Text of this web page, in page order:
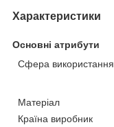
Характеристики
Основні атрибути
Сфера використання
Матеріал
Країна виробник